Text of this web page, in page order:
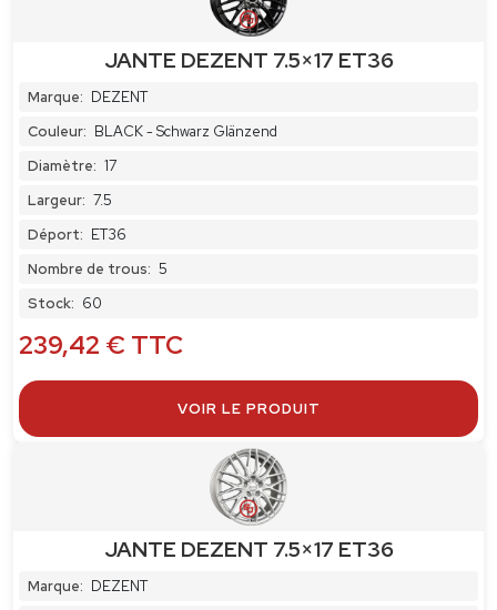
JANTE DEZENT 7.5×17 ET36
Marque: DEZENT
Couleur: BLACK - Schwarz Glänzend
Diamètre: 17
Largeur: 7.5
Déport: ET36
Nombre de trous: 5
Stock: 60
239,42 € TTC
VOIR LE PRODUIT
JANTE DEZENT 7.5×17 ET36
Marque: DEZENT